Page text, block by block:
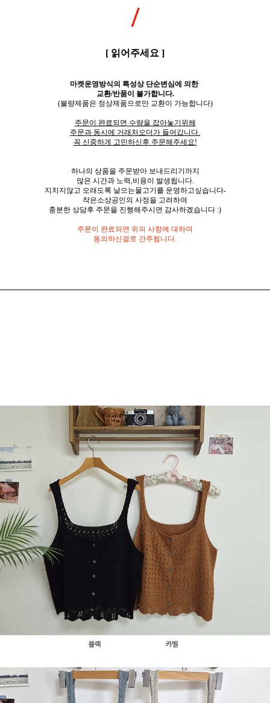
/
[ 읽어주세요 ]
마켓운영방식의 특성상 단순변심에 의한
교환/반품이 불가합니다.
(불량제품은 정상제품으로만 교환이 가능합니다)
주문이 완료되면 수량을 잡아놓기위해
주문과 동시에 거래처오더가 들어갑니다.
꼭 신중하게 고민하신후 주문해주세요!
하나의 상품을 주문받아 보내드리기까지
많은 시간과 노력,비용이 발생됩니다.
지치지않고 오래도록 날으는물고기를 운영하고싶습니다-
작은소상공인의 사정을 고려하여
충분한 상담후 주문을 진행해주시면 감사하겠습니다 :)
주문이 완료되면 위의 사항에 대하여
동의하신걸로 간주됩니다.